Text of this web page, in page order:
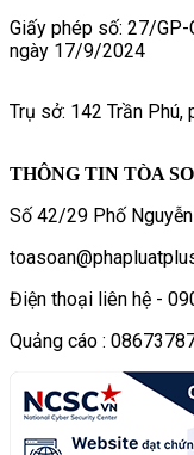
Giấy phép số: 27/GP-
ngày 17/9/2024
Trụ sở: 142 Trần
THÔNG TIN TÒA
Số 42/29 Phố Nguyễn
Điện thoại liên hệ -
Quảng cáo :